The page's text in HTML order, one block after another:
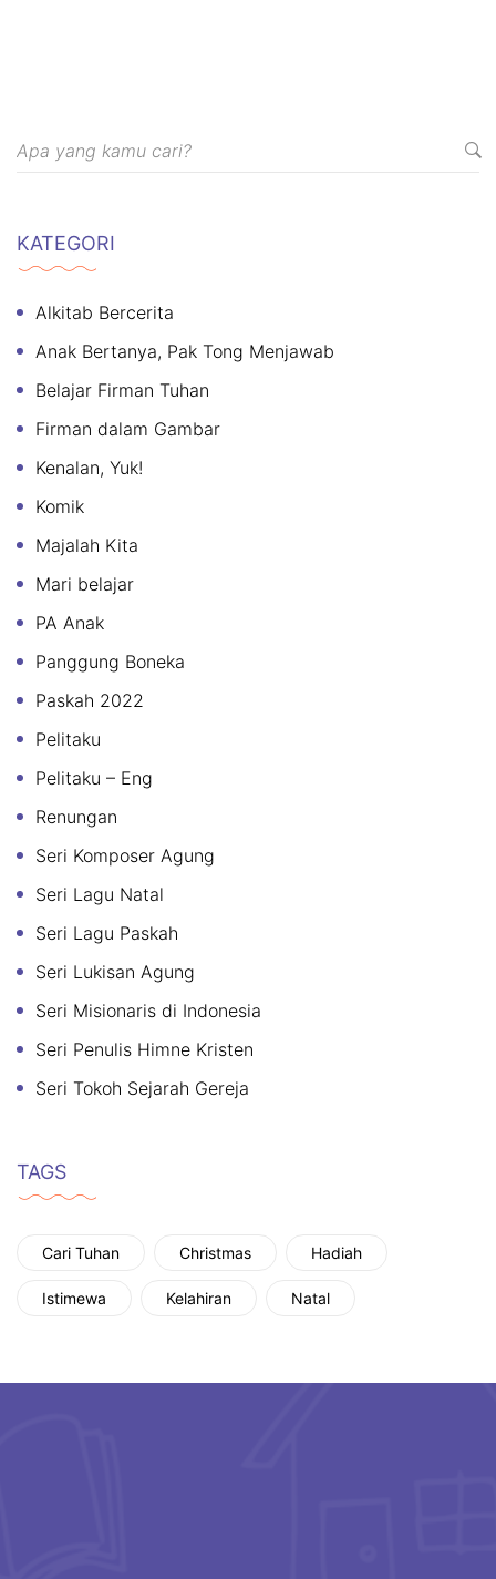
KATEGORI
Alkitab Bercerita
Anak Bertanya, Pak Tong Menjawab
Belajar Firman Tuhan
Firman dalam Gambar
Kenalan, Yuk!
Komik
Majalah Kita
Mari belajar
PA Anak
Panggung Boneka
Paskah 2022
Pelitaku
Pelitaku – Eng
Renungan
Seri Komposer Agung
Seri Lagu Natal
Seri Lagu Paskah
Seri Lukisan Agung
Seri Misionaris di Indonesia
Seri Penulis Himne Kristen
Seri Tokoh Sejarah Gereja
TAGS
Cari Tuhan Christmas Hadiah
Istimewa Kelahiran Natal